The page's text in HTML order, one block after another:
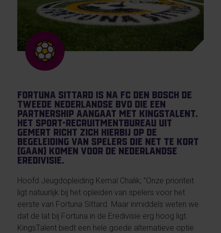
Fortuna Sittard is na FC Den Bosch de
tweede Nederlandse BVO die een
partnership aangaat met KingsTalent.
Het sport-recruitmentbureau uit
Gemert richt zich hierbij op de
begeleiding van spelers die net te kort
(gaan) komen voor de Nederlandse
Eredivisie.
Hoofd Jeugdopleiding Kemal Chalik; ”Onze prioriteit
ligt natuurlijk bij het opleiden van spelers voor het
eerste van Fortuna Sittard. Maar inmiddels weten we
dat de lat bij Fortuna in de Eredivisie erg hoog ligt.
KingsTalent biedt een hele goede alternatieve optie